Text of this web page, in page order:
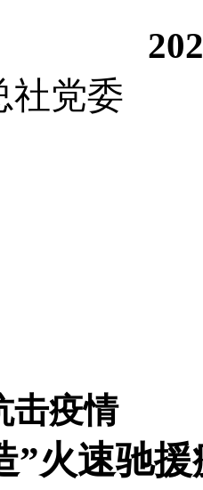
社党委
击疫情
”火速驰